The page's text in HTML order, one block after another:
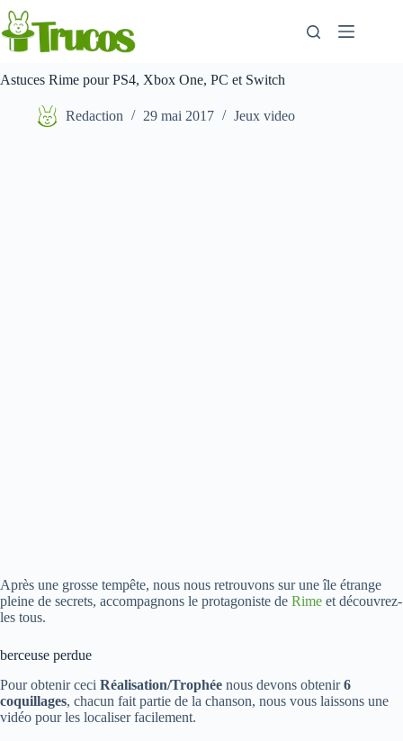
Aller
au
contenu
Astuces Rime pour PS4, Xbox One, PC et Switch
Redaction 29 mai 2017 Jeux video
Après une grosse tempête, nous nous retrouvons sur une île étrange
pleine de secrets, accompagnons le protagoniste de Rime et découvrez-
les tous.
berceuse perdue
Pour obtenir ceci Réalisation/Trophée nous devons obtenir6
coquillages, chacun fait partie de la chanson, nous vous laissons une
vidéo pour les localiser facilement.